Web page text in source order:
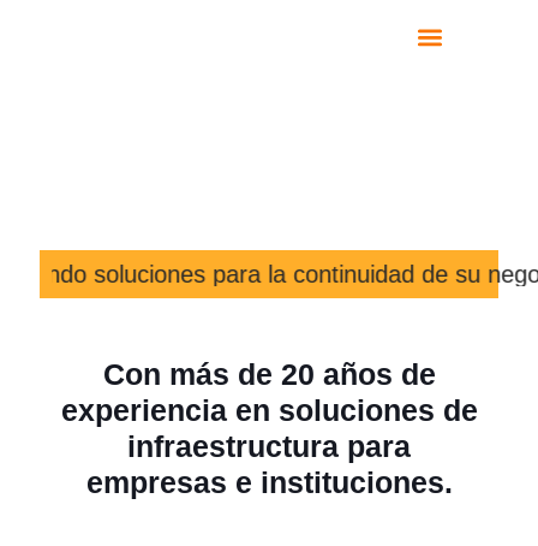
soluciones para la continuidad de su
Con más de 20 años de
experiencia en soluciones de
infraestructura para
empresas e instituciones.